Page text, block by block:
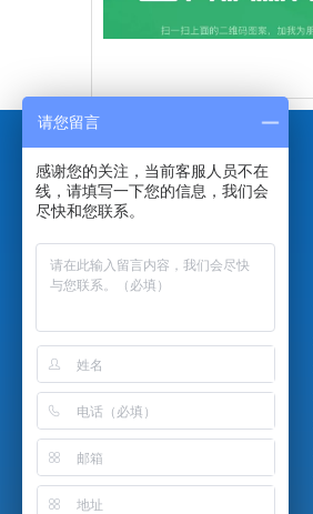
导航分类
关于我们
新闻动态
成功案例
联系我们
请您留言
感谢您的关注，当前客服人员不在
线，请填写一下您的信息，我们会
尽快和您联系。